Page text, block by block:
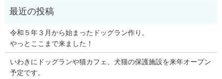
令和５年３月から始まったドッグラン作り。
やっとここまで来ました！
いわきにドッグランや猫カフェ、犬猫の保護施設を来年オープン
予定です。